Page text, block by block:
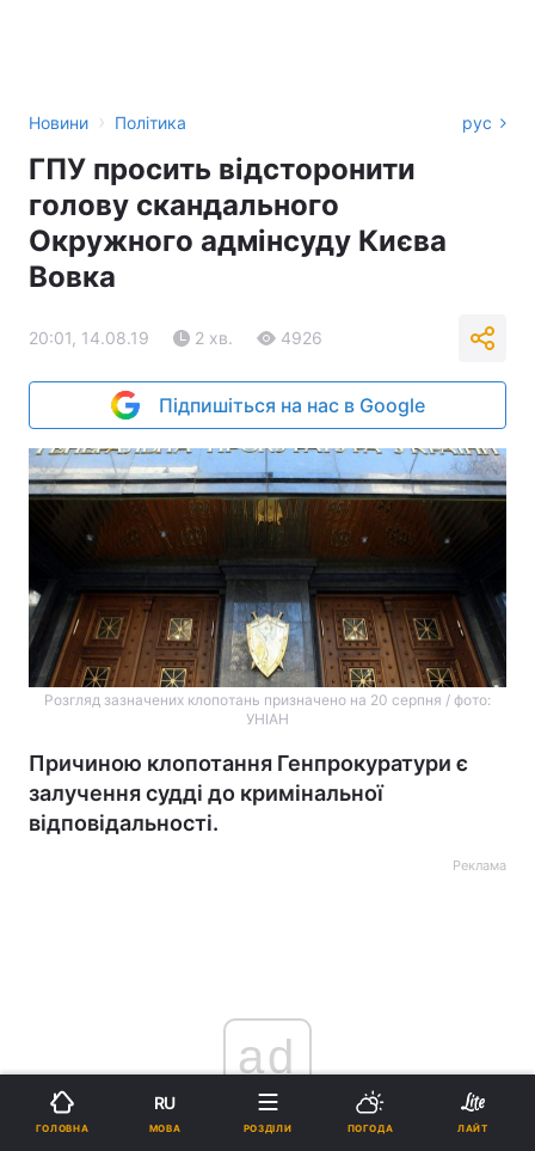
Новини › Політика рус
ГПУ просить відсторонити
голову скандального
Окружного адмінсуду Києва
Вовка
20:01, 14.08.19 2 хв. 4926
Підпишіться на нас в Google
Розгляд зазначених клопотань призначено на 20 серпня / фото:
УНІАН
Причиною клопотання Генпрокуратури є
залучення судді до кримінальної
відповідальності.
Реклама
ad
ГОЛОВНА
RU
МОВА РОЗДІЛИ ПОГОДА ЛАЙТ